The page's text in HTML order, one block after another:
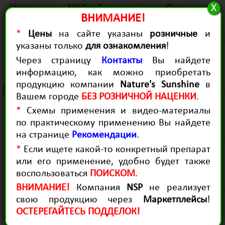
История NSP в России
Статьи
Для Здоровья
Контакты
Диагностика Рекомендации
Натуральные фитокомплексы
“Nature`s Sunshine Products”
(0)
ВСЕ ПРЕПАРАТЫ
Наименование
Антиоксиданты
антиоксидантов
60 капс. 4905 руб.
иммунитет, старенеие, энергетик,
диабет
150
Ачив c
мужская сила: питает, укрепляет,
50 капс. 2578 руб.
Би Пи-Си
18 трав для сердца, сосудов, нервов
и иммунитета
ВНИМАНИЕ!
* Ценына сайте указаны розничные и
указаны только для ознакомления!
Через страницу КонтактыВы найдете
информацию, как можно приобретать
продукцию компании Nature's Sunshineв
Вашем городе БЕЗ РОЗНИЧНОЙ НАЦЕНКИ.
* Схемы применения и видео-материалы
по практическому применению Вы найдете
на странице Рекомендации.
* Если ищете какой-то конкретный препарат
или его применение, удобно будет также
воспользоваться ПОИСКОМ.
ВНИМАНИЕ! Компания NSPне реализует
свою продукцию через Маркетплейсы!
ОСТЕРЕГАЙТЕСЬ ПОДДЕЛОК!
X